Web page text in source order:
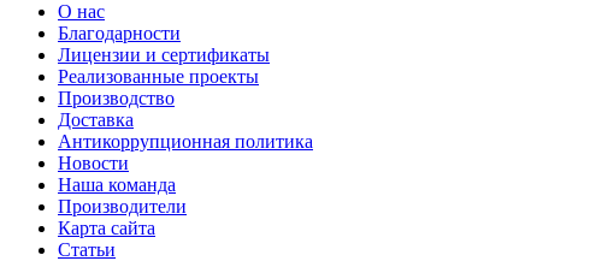
О нас
Благодарности
Лицензии и сертификаты
Реализованные проекты
Производство
Доставка
Антикоррупционная политика
Новости
Наша команда
Производители
Карта сайта
Статьи